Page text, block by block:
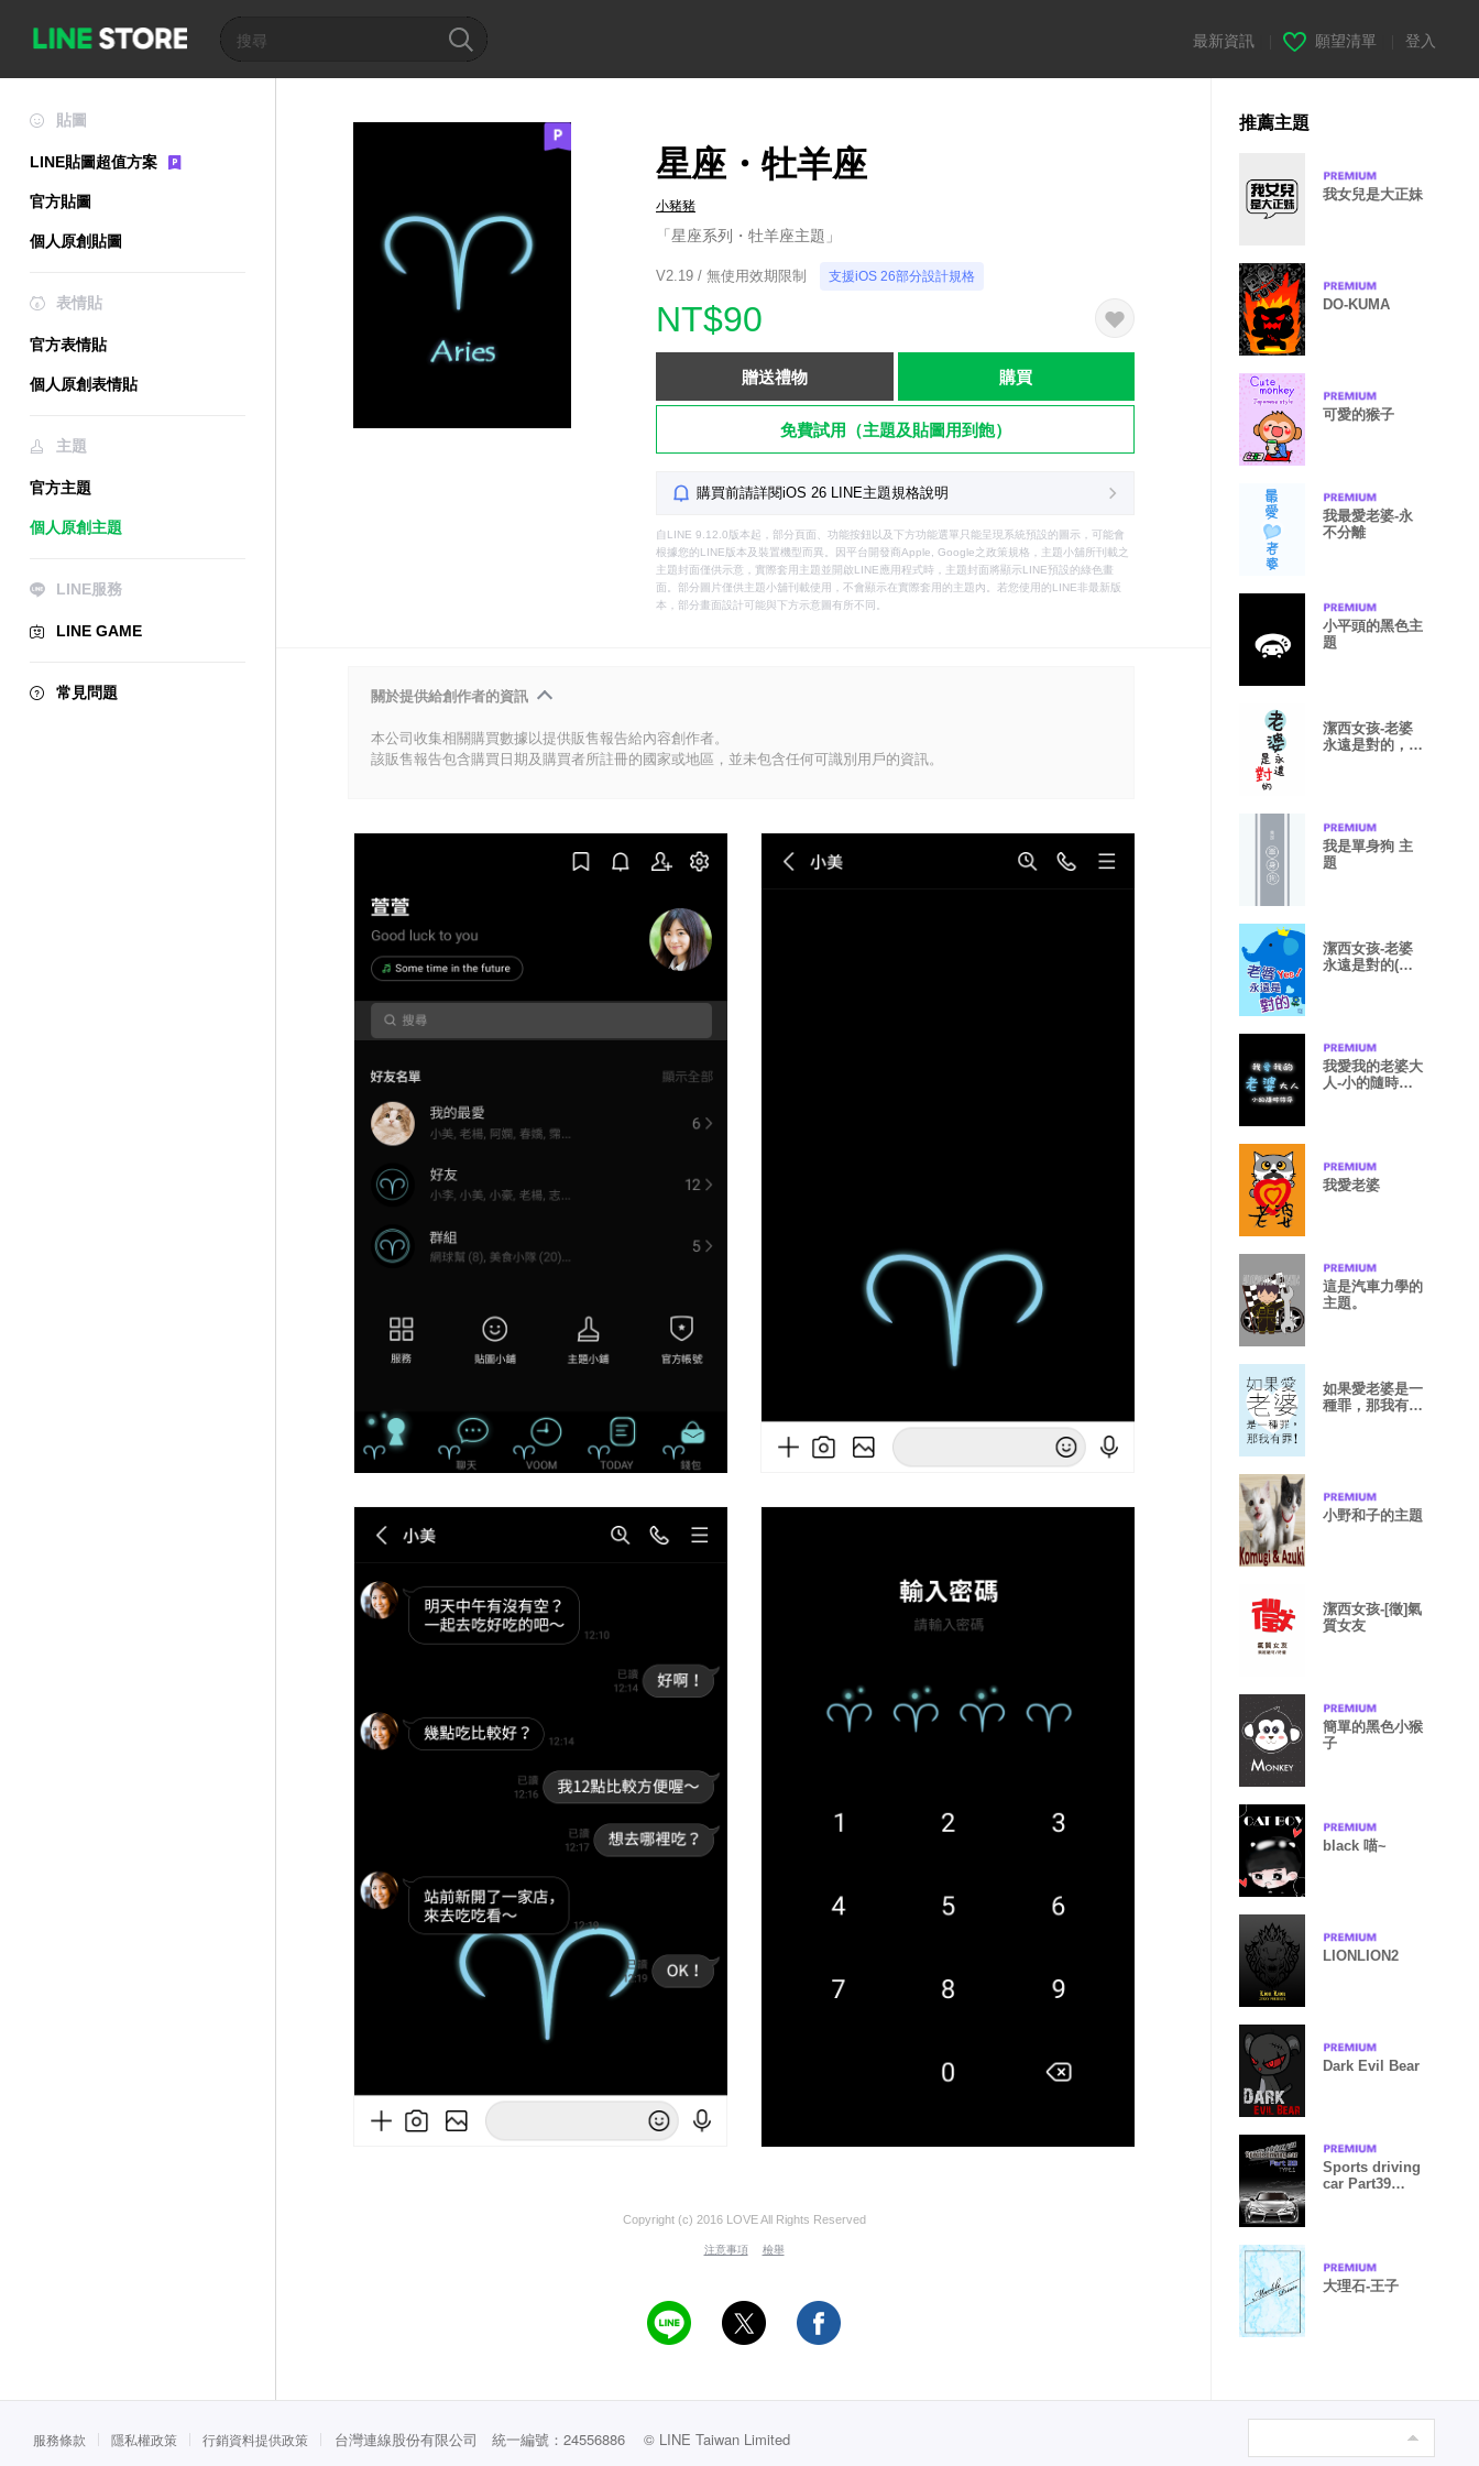
最新資訊 願望清單 登入
貼圖
LINE貼圖超值方案
官方貼圖
個人原創貼圖
表情貼
官方表情貼
個人原創表情貼
主題
官方主題
個人原創主題
LINE服務
LINE GAME
常見問題
星座・牡羊座
小豬豬
「星座系列・牡羊座主題」
V2.19 / 無使用效期限制 支援iOS 26部分設計規格
NT$90
贈送禮物 購買
免費試用（主題及貼圖用到飽）
購買前請詳閱iOS 26 LINE主題規格說明
自LINE 9.12.0版本起，部分頁面、功能按鈕以及下方功能選單只能呈現系統預設的圖示，可能會
根據您的LINE版本及裝置機型而異。因平台開發商Apple, Google之政策規格，主題小舖所刊載之
主題封面僅供示意，實際套用主題並開啟LINE應用程式時，主題封面將顯示LINE預設的綠色畫
面。部分圖片僅供主題小舖刊載使用，不會顯示在實際套用的主題內。若您使用的LINE非最新版
本，部分畫面設計可能與下方示意圖有所不同。
關於提供給創作者的資訊
本公司收集相關購買數據以提供販售報告給內容創作者。
該販售報告包含購買日期及購買者所註冊的國家或地區，並未包含任何可識別用戶的資訊。
Copyright (c) 2016 LOVE All Rights Reserved
注意事項 檢舉
推薦主題
我女兒是大正妹
DO-KUMA
可愛的猴子
我最愛老婆-永
不分離
小平頭的黑色主
題
潔西女孩-老婆
永遠是對的，老
我是單身狗 主
題
潔西女孩-老婆
永遠是對的(可
我愛我的老婆大
人-小的隨時待
我愛老婆
這是汽車力學的
主題。
如果愛老婆是一
種罪，那我有
小野和子的主題
潔西女孩-[徵]氣
質女友
簡單的黑色小猴
子
black 喵~
LIONLION2
Dark Evil Bear
Sports driving
car Part39
大理石-王子
服務條款 隱私權政策 行銷資料提供政策 台灣連線股份有限公司 統一編號：24556886 © LINE Taiwan Limited